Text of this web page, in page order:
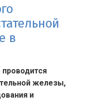
в
железы,
и